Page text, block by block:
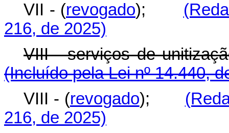
VII - (revogado);
216, de 2025)
VIII - serviços de
(Incluído pela Lei nº 14.440,
VIII - (revogado);
216, de 2025)